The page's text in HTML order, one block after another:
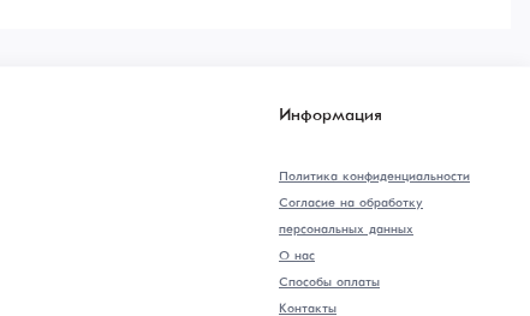
Информация
Политика конфиденциальности
Согласие на обработку
персональных данных
О нас
Способы оплаты
Контакты